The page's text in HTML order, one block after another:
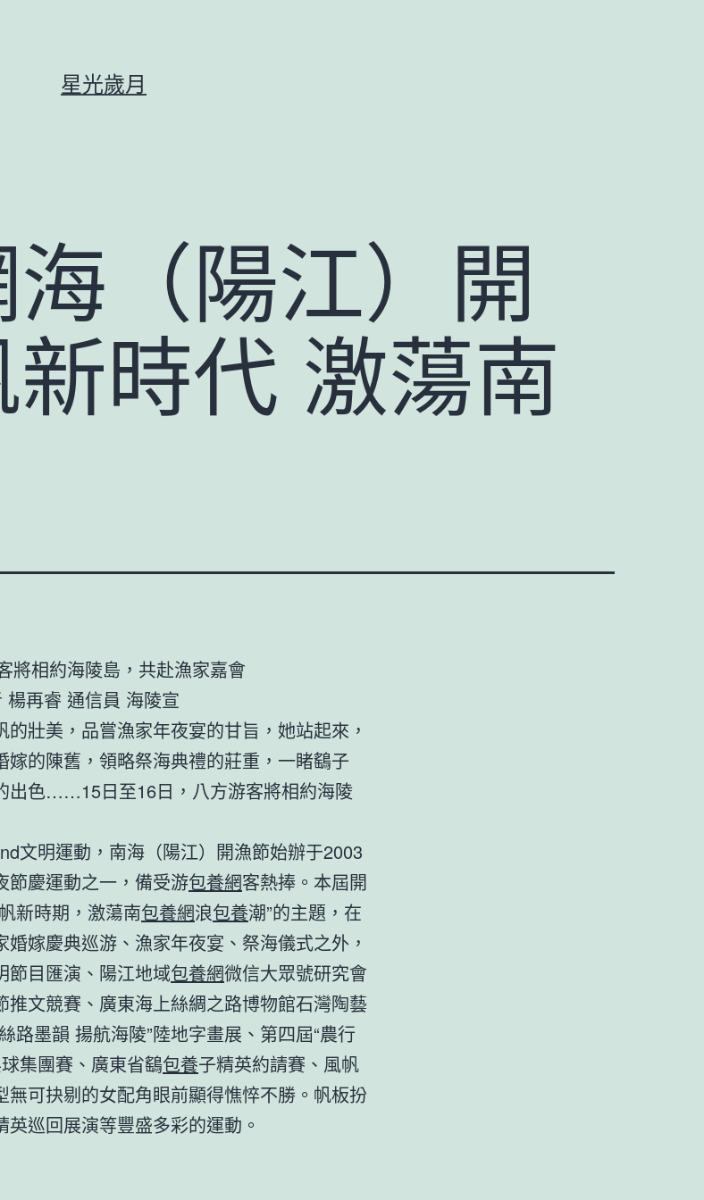
星光歲月
（陽江）開
時代 激蕩南
將相約海陵島，共赴漁家嘉會
再睿 通信員 海陵宣
壯美，品嘗漁家年夜宴的甘旨，她站起來，
嫁的陳舊，領略祭海典禮的莊重，一睹鷂子
出色……15日至16日，八方游客將相約海陵
明運動，南海（陽江）開漁節始辦于2003
節慶運動之一，備受游包養網客熱捧。本屆開
新時期，激蕩南包養網浪包養潮”的主題，在
嫁慶典巡游、漁家年夜宴、祭海儀式之外，
節目匯演、陽江地域包養網微信大眾號研究會
推文競賽、廣東海上絲綢之路博物館石灣陶藝
路墨韻 揚航海陵”陸地字畫展、第四屆“農行
集團賽、廣東省鷂包養子精英約請賽、風帆
無可抉剔的女配角眼前顯得憔悴不勝。帆板扮
英巡回展演等豐盛多彩的運動。